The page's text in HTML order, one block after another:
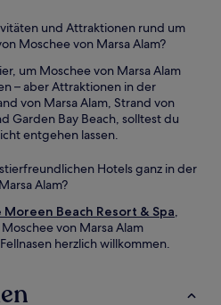
und Attraktionen rund um
Moschee von Marsa Alam?
um Moschee von Marsa Alam
– aber Attraktionen in der
von Marsa Alam, Strand von
Garden Bay Beach, solltest du
entgehen lassen.
Hotels ganz in der
Alam?
Moreen Beach Resort & Spa,
von Marsa Alam
herzlich willkommen.